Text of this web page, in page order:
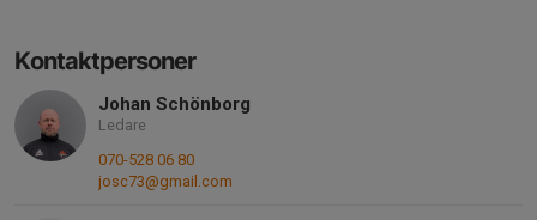
Kontaktpersoner
Johan Schönborg
Ledare
070-528 06 80
josc73@gmail.com